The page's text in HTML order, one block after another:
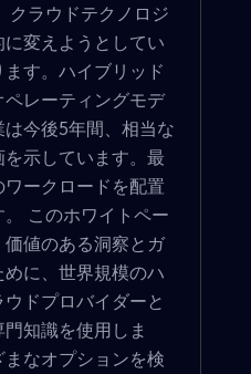
クラウドテクノロジ
変えようとしてい
す。ハイブリッド
レーティングモデ
今後5年間、相当な
示しています。最
ークロードを配置
このホワイトペー
値のある洞察とガ
に、世界規模のハ
ドプロバイダーと
知識を使用しま
なオプションを検